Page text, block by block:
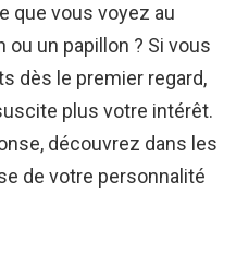
que vous voyez au
ou un papillon ? Si vous
dès le premier regard,
plus votre intérêt.
découvrez dans les
de votre personnalité